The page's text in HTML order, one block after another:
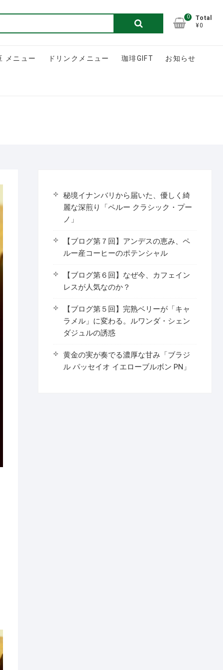
象:
0
Total
¥0
メニュー ドリンクメニュー 珈琲GIFT お知らせ
秘境イナンバリから届いた、優しく綺
麗な深煎り「ペルー クラシック・プー
ノ」
【ブログ第７回】アンデスの恵み、ペ
ルー産コーヒーのポテンシャル
【ブログ第６回】なぜ今、カフェイン
レスが人気なのか？
【ブログ第５回】完熟ベリーが「キャ
ラメル」に変わる。ルワンダ・シェン
ダジュルの誘惑
黄金の実が奏でる濃厚な甘み「ブラジ
ル パッセイオ イエローブルボン PN」